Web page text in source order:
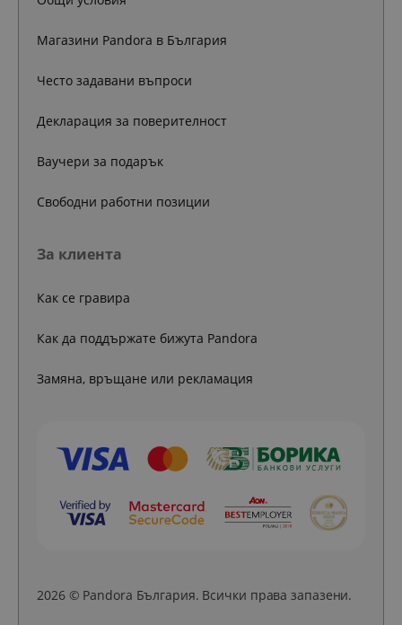
Магазини Pandora в България
Често задавани въпроси
Декларация за поверителност
Ваучери за подарък
Свободни работни позиции
За клиента
Как се гравира
Как да поддържате бижута Pandora
Замяна, връщане или рекламация
2026 © Pandora България. Всички права запазени.